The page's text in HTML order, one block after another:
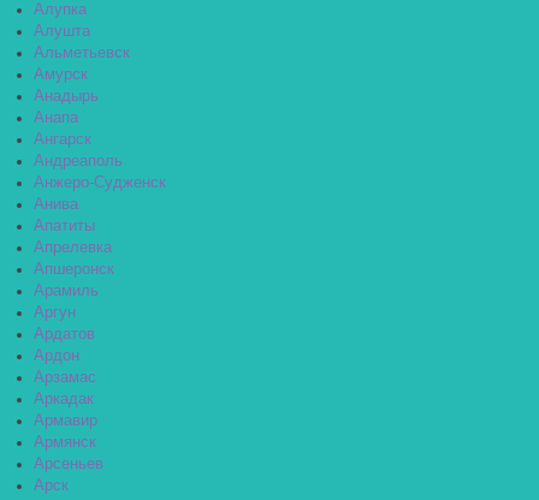
Алупка
Алушта
Альметьевск
Амурск
Анадырь
Анапа
Ангарск
Андреаполь
Анжеро-Судженск
Анива
Апатиты
Апрелевка
Апшеронск
Арамиль
Аргун
Ардатов
Ардон
Арзамас
Аркадак
Армавир
Армянск
Арсеньев
Арск